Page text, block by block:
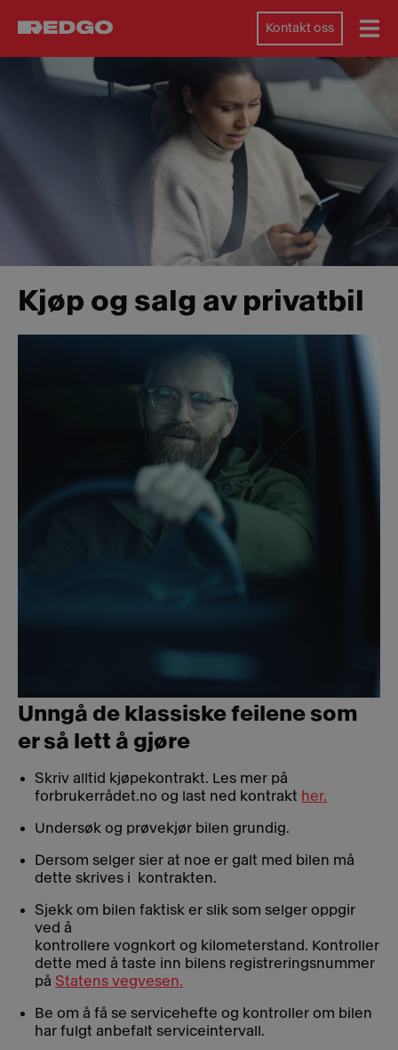
Kontakt oss
Kjøp og salg av privatbil
Unngå de klassiske feilene som
er så lett å gjøre
Skriv alltid kjøpekontrakt. Les mer på
forbrukerrådet.no og last ned kontrakt her.
Undersøk og prøvekjør bilen grundig.
Dersom selger sier at noe er galt med bilen må
dette skrives i kontrakten.
Sjekk om bilen faktisk er slik som selger oppgir
ved å
kontrollere vognkort og kilometerstand. Kontroller
dette med å taste inn bilens registreringsnummer
på Statens vegvesen.
Be om å få se servicehefte og kontroller om bilen
har fulgt anbefalt serviceintervall.